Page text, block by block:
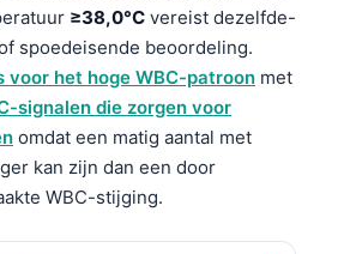
≥38,0°C vereist dezelfde-
spoedeisende beoordeling.
voor het hoge WBC-patroon met
signalen die zorgen voor
omdat een matig aantal met
kan zijn dan een door
WBC-stijging.